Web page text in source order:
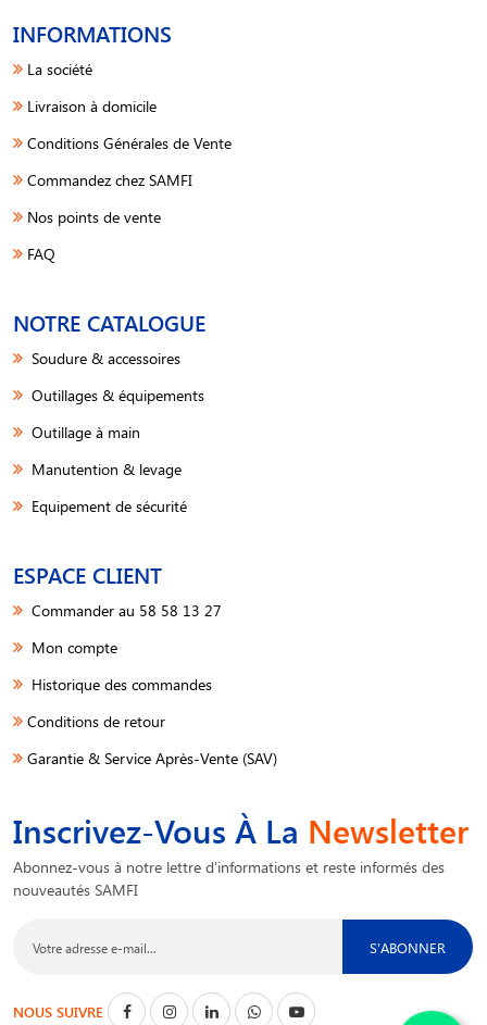
INFORMATIONS
La société
Livraison à domicile
Conditions Générales de Vente
Commandez chez SAMFI
Nos points de vente
FAQ
NOTRE CATALOGUE
Soudure & accessoires
Outillages & équipements
Outillage à main
Manutention & levage
Equipement de sécurité
ESPACE CLIENT
Commander au 58 58 13 27
Mon compte
Historique des commandes
Conditions de retour
Garantie & Service Après-Vente (SAV)
Inscrivez-Vous À La Newsletter
Abonnez-vous à notre lettre d'informations et reste informés des
nouveautés SAMFI
S'ABONNER
NOUS SUIVRE